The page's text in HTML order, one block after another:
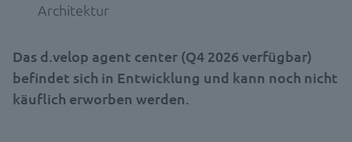
Architektur
Das d.velop agent center (Q4 2026 verfügbar)
befindet sich in Entwicklung und kann noch nicht
käuflich erworben werden.